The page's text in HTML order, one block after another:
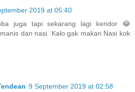
2019 at 05:40
juga tapi sekarang lagi kendor 😂
dan nasi. Kalo gak makan Nasi kok
9 September 2019 at 02:58